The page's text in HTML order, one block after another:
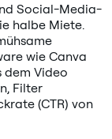
Social-Media-
halbe Miete.
wie Canva
dem Video
Filter
(CTR) von